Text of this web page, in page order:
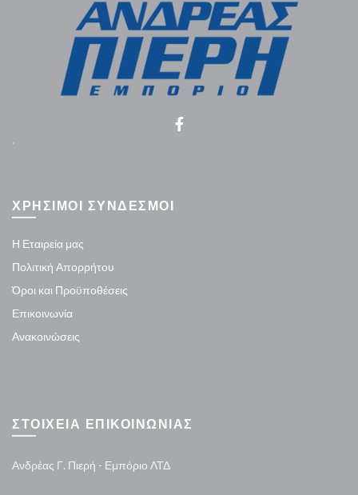
.
ΧΡΗΣΙΜΟΙ ΣΥΝΔΕΣΜΟΙ
Η Εταιρεία μας
Πολιτική Απορρήτου
Όροι και Προϋποθέσεις
Επικοινωνία
Ανακοινώσεις
ΣΤΟΙΧΕΙΑ ΕΠΙΚΟΙΝΩΝΙΑΣ
Ανδρέας Γ. Πιερή - Εμπόριο ΛΤΔ